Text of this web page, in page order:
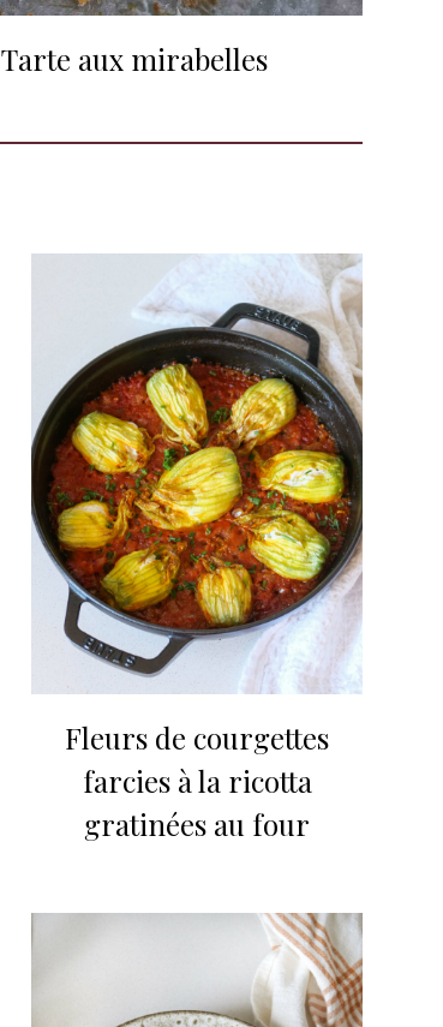
Tarte aux mirabelles
Fleurs de courgettes
farcies à la ricotta
gratinées au four